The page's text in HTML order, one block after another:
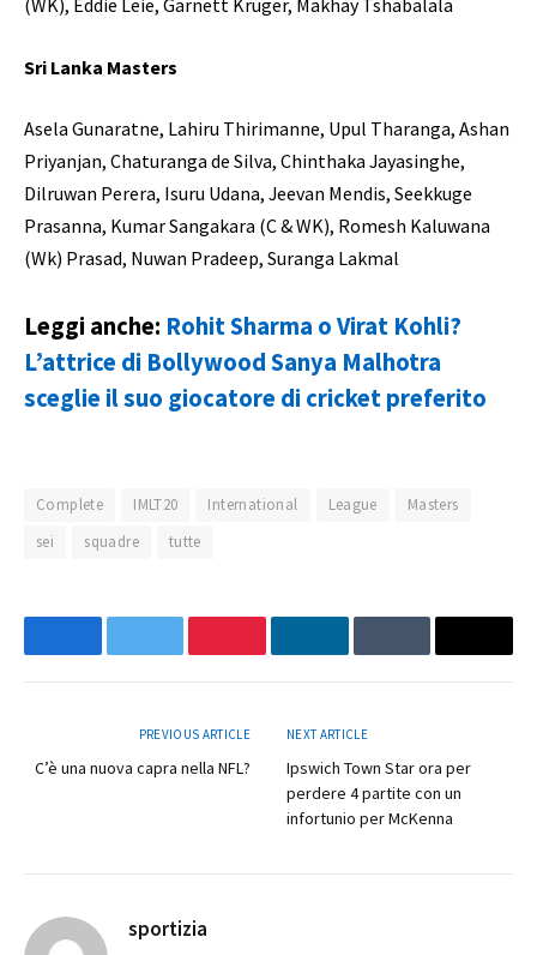
(WK), Eddie Leie, Garnett Kruger, Makhay Tshabalala
Sri Lanka Masters
Asela Gunaratne, Lahiru Thirimanne, Upul Tharanga, Ashan
Priyanjan, Chaturanga de Silva, Chinthaka Jayasinghe,
Dilruwan Perera, Isuru Udana, Jeevan Mendis, Seekkuge
Prasanna, Kumar Sangakara (C & WK), Romesh Kaluwana
(Wk) Prasad, Nuwan Pradeep, Suranga Lakmal
Leggi anche: Rohit Sharma o Virat Kohli?
L’attrice di Bollywood Sanya Malhotra
sceglie il suo giocatore di cricket preferito
Complete IMLT20 International League
Masters
sei
squadre tutte
FacebookTwitter PinterestLinkedIn Tumblr Email
PREVIOUS ARTICLE
C’è una nuova capra nella NFL?
NEXT ARTICLE
Ipswich Town Star ora per
perdere 4 partite con un
infortunio per McKenna
sportizia